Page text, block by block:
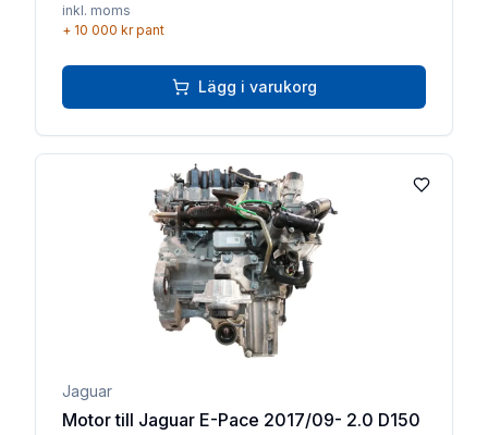
inkl. moms
+ 10 000 krpant
Lägg i varukorg
Lägg till
Jaguar
Motor till Jaguar E-Pace 2017/09- 2.0 D150